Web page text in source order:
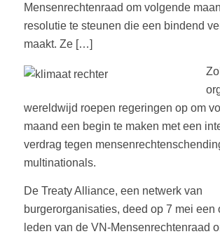
Mensenrechtenraad om volgende
resolutie te steunen die een bindend
maakt. Ze […]
wereldwijd roepen regeringen op om
maand een begin te maken met een
verdrag tegen
multinationals.
De Treaty Alliance, een netwerk van
burgerorganisaties, deed op 7 mei een
leden van de VN-Mensenrechtenraad